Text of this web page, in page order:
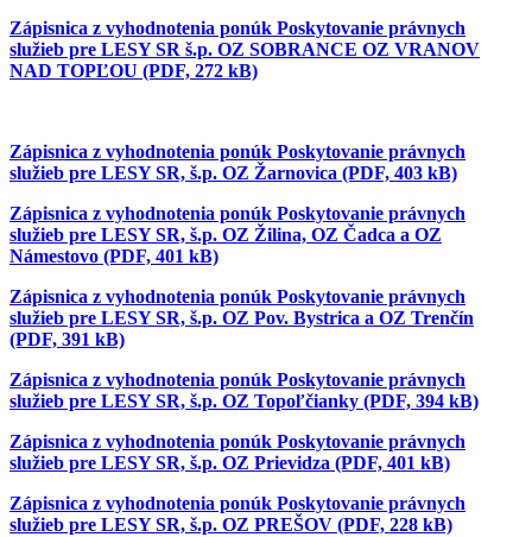
Zápisnica z vyhodnotenia ponúk Poskytovanie právnych
služieb pre LESY SR š.p. OZ SOBRANCE OZ VRANOV
NAD TOPĽOU (PDF, 272 kB)
Zápisnica z vyhodnotenia ponúk Poskytovanie právnych
služieb pre LESY SR, š.p. OZ Žarnovica (PDF, 403 kB)
Zápisnica z vyhodnotenia ponúk Poskytovanie právnych
služieb pre LESY SR, š.p. OZ Žilina, OZ Čadca a OZ
Námestovo (PDF, 401 kB)
Zápisnica z vyhodnotenia ponúk Poskytovanie právnych
služieb pre LESY SR, š.p. OZ Pov. Bystrica a OZ Trenčín
(PDF, 391 kB)
Zápisnica z vyhodnotenia ponúk Poskytovanie právnych
služieb pre LESY SR, š.p. OZ Topoľčianky (PDF, 394 kB)
Zápisnica z vyhodnotenia ponúk Poskytovanie právnych
služieb pre LESY SR, š.p. OZ Prievidza (PDF, 401 kB)
Zápisnica z vyhodnotenia ponúk Poskytovanie právnych
služieb pre LESY SR, š.p. OZ PREŠOV (PDF, 228 kB)